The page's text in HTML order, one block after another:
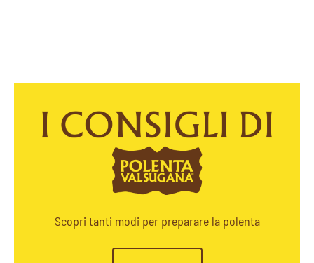
Scopri tanti modi per preparare la polenta